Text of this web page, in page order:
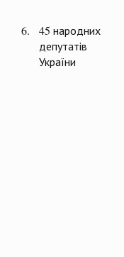
6.
45 народних
депутатів
України